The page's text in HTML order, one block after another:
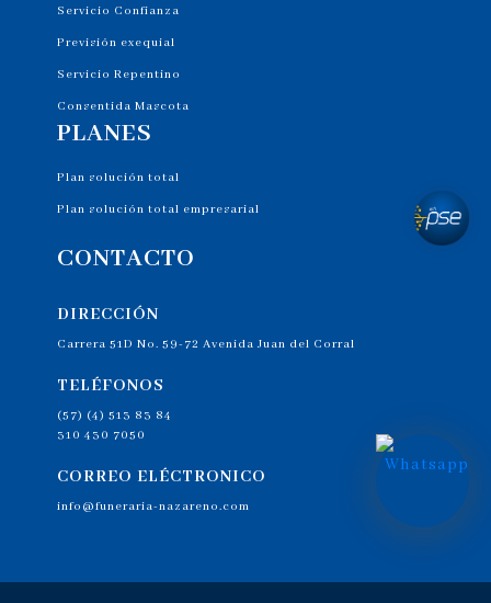
Servicio Confianza
Previsión exequial
Servicio Repentino
Consentida Mascota
PLANES
Plan solución total
Plan solución total empresarial
CONTACTO
DIRECCIÓN
Carrera 51D No. 59-72 Avenida Juan del Corral
TELÉFONOS
(57) (4) 513 83 84
310 430 7050
CORREO ELÉCTRONICO
info@funeraria-nazareno.com